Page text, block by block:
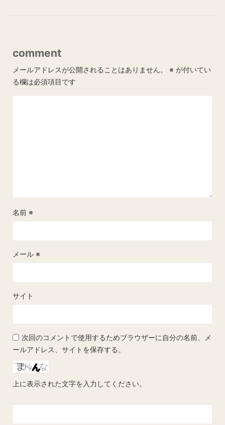
comment
メールアドレスが公開されることはありません。 ※ が付いてい
る欄は必須項目です
名前 ※
メール ※
サイト
次回のコメントで使用するためブラウザーに自分の名前、メ
ールアドレス、サイトを保存する。
上に表示された文字を入力してください。